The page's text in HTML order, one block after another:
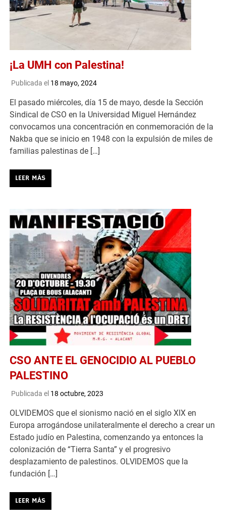
¡La UMH con Palestina!
Publicada el 18 mayo, 2024
El pasado miércoles, día 15 de mayo, desde la Sección
Sindical de CSO en la Universidad Miguel Hernández
convocamos una concentración en conmemoración de la
Nakba que se inicio en 1948 con la expulsión de miles de
familias palestinas de […]
LEER MÁS
CSO ANTE EL GENOCIDIO AL PUEBLO
PALESTINO
Publicada el 18 octubre, 2023
OLVIDEMOS que el sionismo nació en el siglo XIX en
Europa arrogándose unilateralmente el derecho a crear un
Estado judío en Palestina, comenzando ya entonces la
colonización de “Tierra Santa” y el progresivo
desplazamiento de palestinos. OLVIDEMOS que la
fundación […]
LEER MÁS